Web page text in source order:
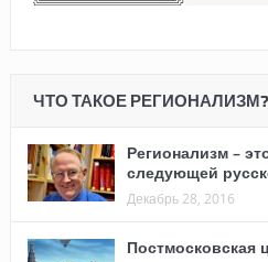
ЧТО ТАКОЕ РЕГИОНАЛИЗМ?
Регионализм –
следующей
Декабрь 28, 2016
Постмосковская